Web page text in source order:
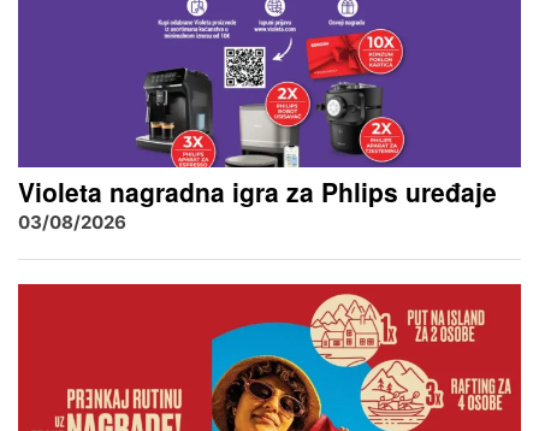
Violeta nagradna igra za Phlips uređaje
03/08/2026